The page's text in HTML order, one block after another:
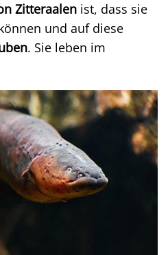
Zitteraalen ist, dass sie
und auf diese
. Sie leben im